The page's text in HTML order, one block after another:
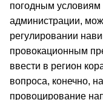
погодным условиям
администрации,
регулировании
провокационным
ввести в регион
вопроса, конечно,
провоцирование